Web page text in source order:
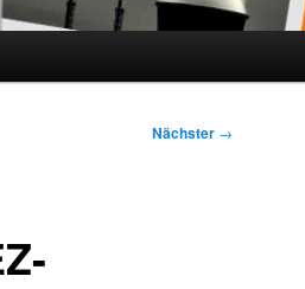
Nächster →